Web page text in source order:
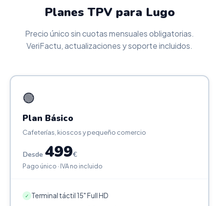
Planes TPV para Lugo
Precio único sin cuotas mensuales obligatorias.
VeriFactu, actualizaciones y soporte incluidos.
🟢
Plan Básico
Cafeterías, kioscos y pequeño comercio
Desde 499€
Pago único · IVA no incluido
✓ Terminal táctil 15" Full HD